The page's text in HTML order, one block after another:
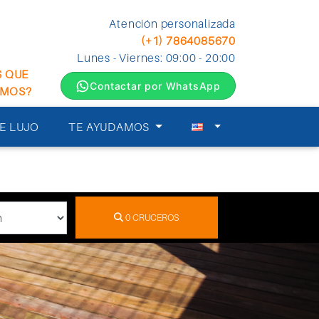
QUE
Atención personalizada
(+1) 7864085670
Lunes - Viernes: 09:00 - 20:00
Contactar por WhatsApp
LUJO TE AYUDAMOS
0 CRUCEROS